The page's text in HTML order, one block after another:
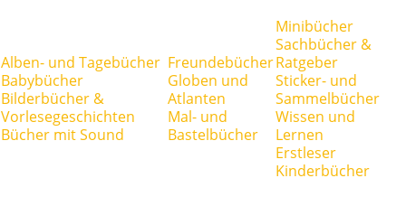
Alben- und Tagebücher
Babybücher
Bilderbücher &
Vorlesegeschichten
Bücher mit Sound
Freundebücher
Globen und
Atlanten
Mal- und
Bastelbücher
Minibücher
Sachbücher &
Ratgeber
Sticker- und
Sammelbücher
Wissen und
Lernen
Erstleser
Kinderbücher